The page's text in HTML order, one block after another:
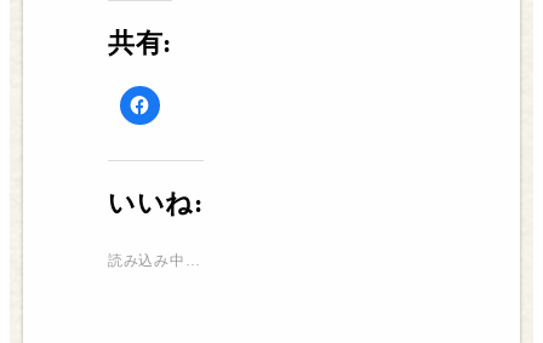
共有:
Facebook
で
す
に
は
ッ
ク
いいね:
読み込み中…